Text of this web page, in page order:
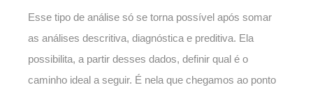
Esse tipo de análise só se torna possível após somar
as análises descritiva, diagnóstica e preditiva. Ela
possibilita, a partir desses dados, definir qual é o
caminho ideal a seguir. É nela que chegamos ao ponto